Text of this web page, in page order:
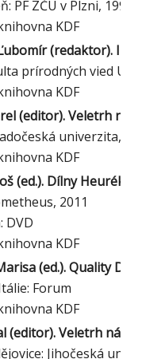
PF ZČU v Plzni, 1997
KDF
(redaktor).
prírodných vied
KDF
(editor). Veletrh
univerzita,
KDF
(ed.). Dílny
2011
DVD
KDF
(ed.). Quality
Forum
KDF
(editor). Veletrh
Jihočeská